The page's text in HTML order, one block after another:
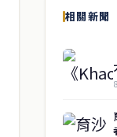
相關新聞